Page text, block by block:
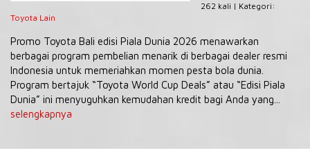
262 kali | Kategori:
Toyota Lain
Promo Toyota Bali edisi Piala Dunia 2026 menawarkan
berbagai program pembelian menarik di berbagai dealer resmi
Indonesia untuk memeriahkan momen pesta bola dunia.
Program bertajuk “Toyota World Cup Deals” atau “Edisi Piala
Dunia” ini menyuguhkan kemudahan kredit bagi Anda yang...
selengkapnya